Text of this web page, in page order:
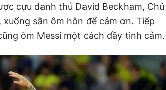
cựu danh thủ David Beckham, Chủ
sân ôm hôn để cảm ơn. Tiếp
ôm Messi một cách đầy tình cảm.